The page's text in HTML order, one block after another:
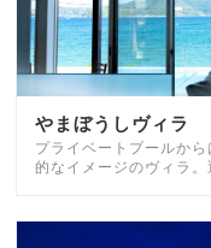
やまぼうしヴィラ
プライベートプールか
的なイメージのヴィラ